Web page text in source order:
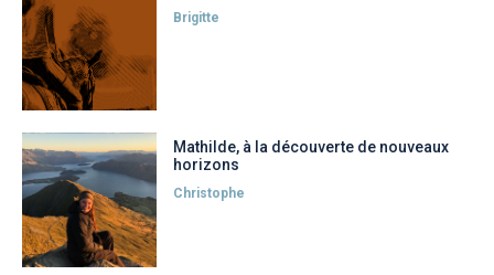
Brigitte
Mathilde, à la découverte de nouveaux
horizons
Christophe